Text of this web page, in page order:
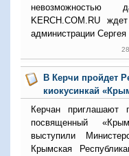
невозможностью
KERCH.COM.RU
администрации
В Керчи пройдет
киокусинкай
Керчан приглашают
посвященный
выступили
Крымская